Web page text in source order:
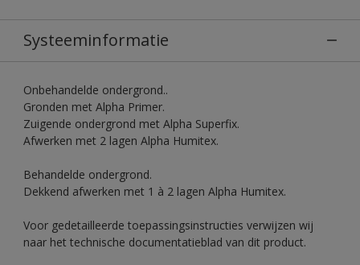
Systeeminformatie
Onbehandelde ondergrond..
Gronden met Alpha Primer.
Zuigende ondergrond met Alpha Superfix.
Afwerken met 2 lagen Alpha Humitex.
Behandelde ondergrond.
Dekkend afwerken met 1 à 2 lagen Alpha Humitex.
Voor gedetailleerde toepassingsinstructies verwijzen wij
naar het technische documentatieblad van dit product.